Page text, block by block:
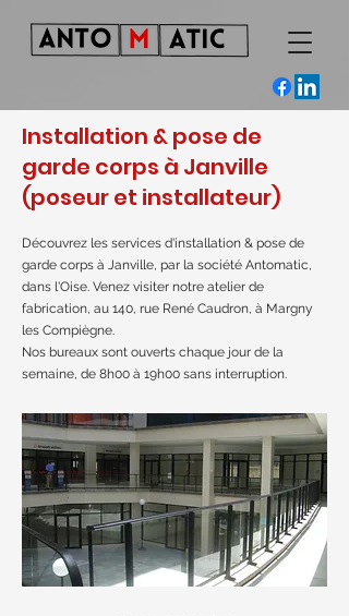
Installation & pose de
garde corps à Janville
(poseur et installateur)
Découvrez les services d'installation & pose de
garde corps à Janville, par la société Antomatic,
dans l'Oise. Venez visiter notre atelier de
fabrication, au 140, rue René Caudron, à Margny
les Compiègne.
Nos bureaux sont ouverts chaque jour de la
semaine, de 8h00 à 19h00 sans interruption.